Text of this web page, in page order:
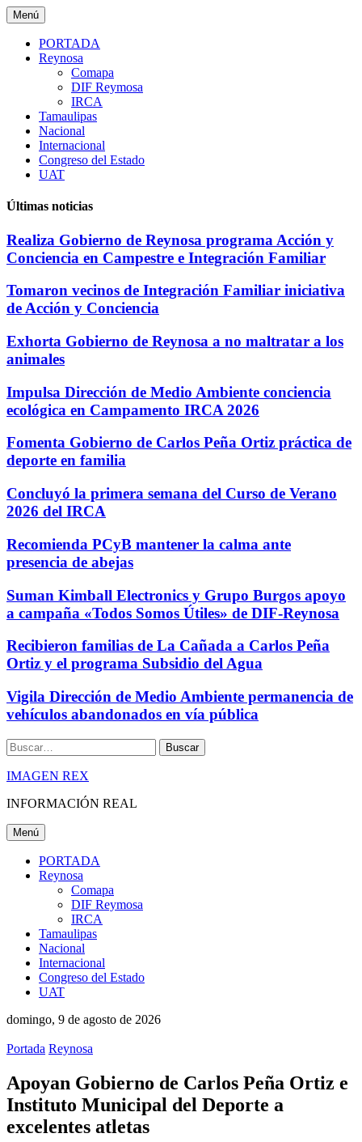
Saltar
al
contenido
Menú
PORTADA
Reynosa
Comapa
DIF Reymosa
IRCA
Tamaulipas
Nacional
Internacional
Congreso del Estado
UAT
Últimas noticias
Realiza Gobierno de Reynosa programa Acción y
Conciencia en Campestre e Integración Familiar
Tomaron vecinos de Integración Familiar iniciativa
de Acción y Conciencia
Exhorta Gobierno de Reynosa a no maltratar a los
animales
Impulsa Dirección de Medio Ambiente conciencia
ecológica en Campamento IRCA 2026
Fomenta Gobierno de Carlos Peña Ortiz práctica de
deporte en familia
Concluyó la primera semana del Curso de Verano
2026 del IRCA
Recomienda PCyB mantener la calma ante
presencia de abejas
Suman Kimball Electronics y Grupo Burgos apoyo
a campaña «Todos Somos Útiles» de DIF-Reynosa
Recibieron familias de La Cañada a Carlos Peña
Ortiz y el programa Subsidio del Agua
Vigila Dirección de Medio Ambiente permanencia de
vehículos abandonados en vía pública
Buscar
IMAGEN REX
INFORMACIÓN REAL
Menú
PORTADA
Reynosa
Comapa
DIF Reymosa
IRCA
Tamaulipas
Nacional
Internacional
Congreso del Estado
UAT
domingo, 9 de agosto de 2026
Portada Reynosa
Apoyan Gobierno de Carlos Peña Ortiz e
Instituto Municipal del Deporte a
excelentes atletas